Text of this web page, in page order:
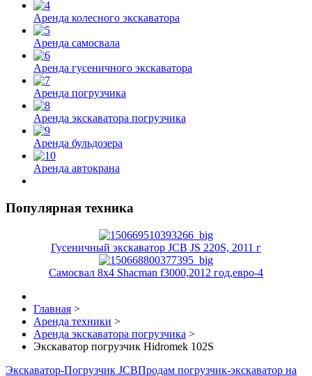
Аренда колесного экскаватора
Аренда самосвала
Аренда гусеничного экскаватора
Аренда погрузчика
Аренда экскаватора погрузчика
Аренда бульдозера
Аренда автокрана
Популярная техника
Гусеничный экскаватор JCB JS 220S, 2011 г
Самосвал 8х4 Shacman f3000,2012 год,евро-4
Главная >
Аренда техники >
Аренда экскаватора погрузчика >
Экскаватор погрузчик Hidromek 102S
Экскаватор-Погрузчик JCBПродам погрузчик-экскаватор на